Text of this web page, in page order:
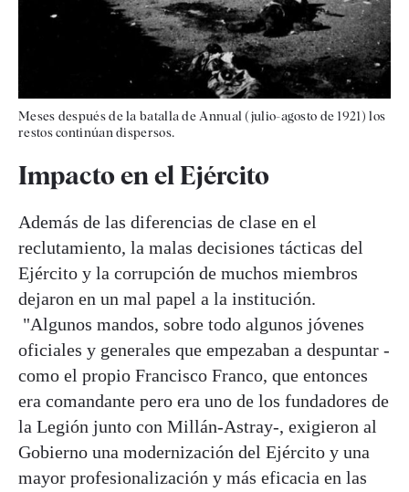
Meses después de la batalla de Annual (julio-agosto de 1921) los
restos continúan dispersos.
Impacto en el Ejército
Además de las diferencias de clase en el
reclutamiento, la malas decisiones tácticas del
Ejército y la corrupción de muchos miembros
dejaron en un mal papel a la institución.
"Algunos mandos, sobre todo algunos jóvenes
oficiales y generales que empezaban a despuntar -
como el propio Francisco Franco, que entonces
era comandante pero era uno de los fundadores de
la Legión junto con Millán-Astray-, exigieron al
Gobierno una modernización del Ejército y una
mayor profesionalización y más eficacia en las